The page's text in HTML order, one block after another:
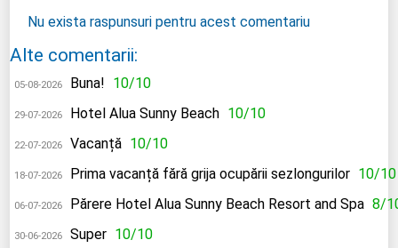
Nu exista raspunsuri pentru acest comentariu
Alte comentarii:
05-08-2026 Buna! 10/10
29-07-2026 Hotel Alua Sunny Beach 10/10
22-07-2026 Vacanță 10/10
18-07-2026 Prima vacanță fără grija ocupării sezlongurilor 10/10
06-07-2026 Părere Hotel Alua Sunny Beach Resort and Spa 8/
30-06-2026 Super 10/10